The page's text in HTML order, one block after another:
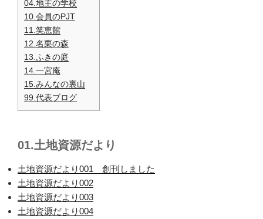
04.地主の学校
10.会員のPJT
11.笑恵館
12.名栗の森
13.ふきの庭
14.一宮庵
15.みんなの裏山
99.代表ブログ
01.土地資源だより
土地資源だより001 創刊しました
土地資源だより002
土地資源だより003
土地資源だより004